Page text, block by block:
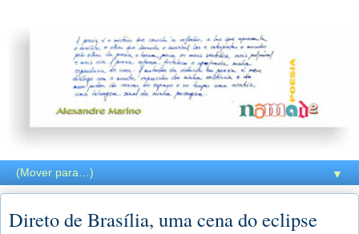
▼
Direto de Brasília, uma cena do eclipse